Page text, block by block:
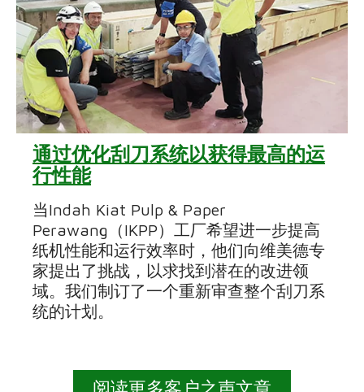
通过优化刮刀系统以获得最高的运
行性能
当Indah Kiat Pulp & Paper
Perawang（IKPP）工厂希望进一步提高
纸机性能和运行效率时，他们向维美德专
家提出了挑战，以求找到潜在的改进领
域。我们制订了一个重新审查整个刮刀系
统的计划。